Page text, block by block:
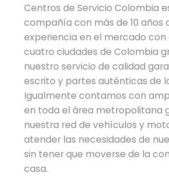
Centros de Servicio Colombia
compañía con más de 10 años
experiencia en el mercado
cuatro ciudades de Colombia
nuestro servicio de calidad
escrito y partes auténticas de
Igualmente contamos con
en toda el área metropolitana
nuestra red de vehículos y
atender las necesidades de
sin tener que moverse de la
casa.